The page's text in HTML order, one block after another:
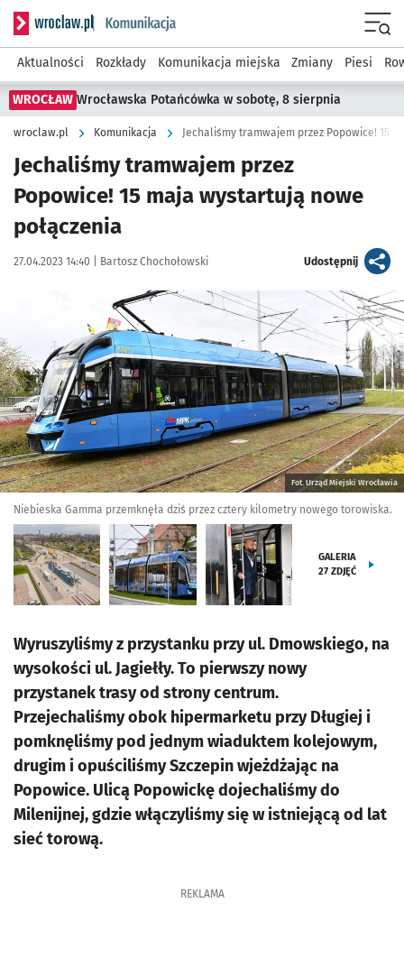
Serwis informacyjny wroclaw.pl podserwis: Komunikacja
Aktualności Rozkłady Komunikacja miejska Zmiany Piesi
WROCŁAW Wrocławska Potańcówka w sobotę, 8 sierpnia
wroclaw.pl Komunikacja Jechaliśmy tramwajem przez Popowice! 15
Jechaliśmy tramwajem przez
Popowice! 15 maja wystartują nowe
połączenia
Data publikacji:
27.04.2023 14:40 | Autor:
Bartosz Chochołowski Udostępnijartykuł
Kliknij, aby zobaczyć galerię
Fot. Urząd Miejski Wrocławia
Niebieska Gamma przemknęła dziś przez cztery kilometry nowego torowiska.
GALERIA
27 ZDJĘĆ
Wyruszyliśmy z przystanku przy ul. Dmowskiego, na
wysokości ul. Jagiełły. To pierwszy nowy
przystanek trasy od strony centrum.
Przejechaliśmy obok hipermarketu przy Długiej i
pomknęliśmy pod jednym wiaduktem kolejowym,
drugim i opuściliśmy Szczepin wjeżdżając na
Popowice. Ulicą Popowickę dojechaliśmy do
Milenijnej, gdzie włączyliśmy się w istniejącą od lat
sieć torową.
REKLAMA